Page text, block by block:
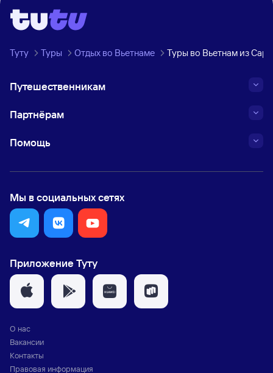
Туту Туры Отдых во Вьетнаме Туры во Вьетнам из
Путешественникам
Партнёрам
Помощь
Мы в социальных сетях
Приложение Туту
О нас
Вакансии
Контакты
Правовая информация